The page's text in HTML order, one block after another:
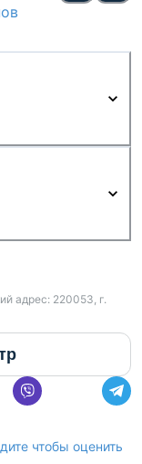
адрес: 220053, г.
чтобы оценить